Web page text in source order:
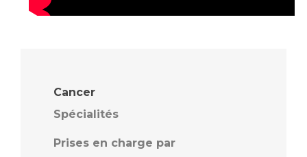
Cancer
Spécialités
Prises en charge par